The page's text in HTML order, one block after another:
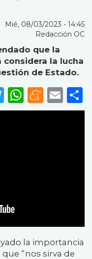
Mié, 08/03/2023 - 14:45
Redacción OC
que la
la lucha
de Estado.
Twitter
la importancia
“nos sirva de